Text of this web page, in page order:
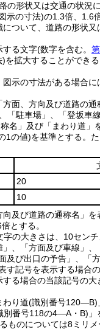
の形状又は交通の状
示の寸法)の1.3倍、1.6
ついて、道路の形状
する文字(数字を含む。
)を拡大することができる
示の寸法がある場合に
面、方向及び道路の
「駐車場」、「登坂車
称名」及び「まわり道
1の値)を基準とする。
20
10
及び道路の通称名」
とする。
字の大きさは、10セン
、「方面及び車線」
び出口の予告」、「
す記号を表示する場合
る場合の当該記号の
わり道(識別番号120―B)
別番号118の4―A・B)
のについては8ミリ